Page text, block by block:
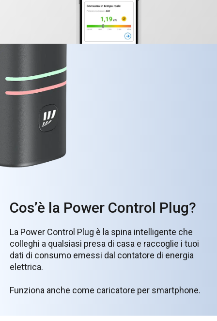
Cos’è la Power Control Plug?
La Power Control Plug è la spina intelligente che
colleghi a qualsiasi presa di casa e raccoglie i tuoi
dati di consumo emessi dal contatore di energia
elettrica.
Funziona anche come caricatore per smartphone.